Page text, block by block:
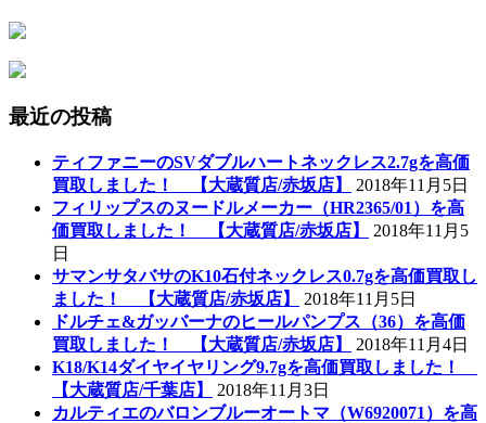
最近の投稿
ティファニーのSVダブルハートネックレス2.7gを高価
買取しました！ 【大蔵質店/赤坂店】
2018年11月5日
フィリップスのヌードルメーカー（HR2365/01）を高
価買取しました！ 【大蔵質店/赤坂店】
2018年11月5
日
サマンサタバサのK10石付ネックレス0.7gを高価買取し
ました！ 【大蔵質店/赤坂店】
2018年11月5日
ドルチェ&ガッバーナのヒールパンプス（36）を高価
買取しました！ 【大蔵質店/赤坂店】
2018年11月4日
K18/K14ダイヤイヤリング9.7gを高価買取しました！
【大蔵質店/千葉店】
2018年11月3日
カルティエのバロンブルーオートマ（W6920071）を高